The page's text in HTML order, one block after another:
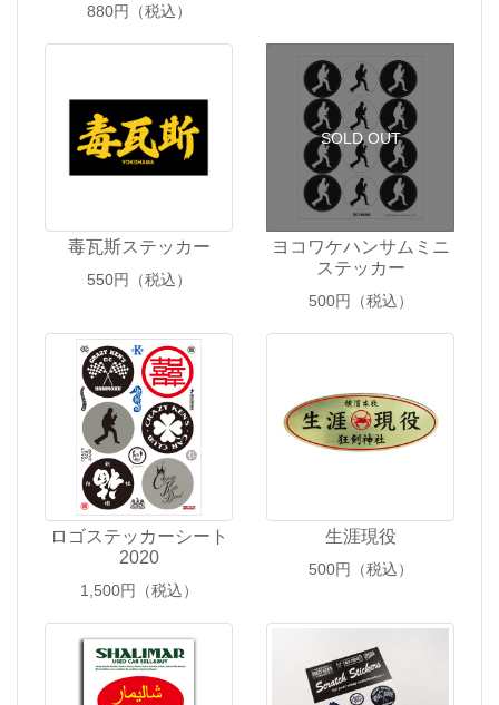
880円（税込）
毒瓦斯ステッカー
550円（税込）
SOLD OUT
ヨコワケハンサムミニ
ステッカー
500円（税込）
ロゴステッカーシート
2020
1,500円（税込）
生涯現役
500円（税込）